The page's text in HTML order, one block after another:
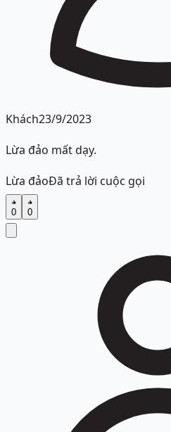
Khách23/9/2023
Lừa đảo mất dạy.
Lừa đảoĐã trả lời cuộc gọi
0 0